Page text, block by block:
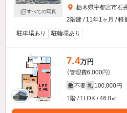
すべての写真
栃木県宇都宮市石
2階建 / 11年1ヶ月 / 軽
駐車場あり
駐輪場あり
7.4万円
（管理費6,000円）
敷 不要 礼 100,000円
1階 / 1LDK / 46.0㎡